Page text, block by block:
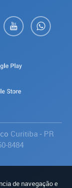
Curitiba - PR
8484
de navegação e